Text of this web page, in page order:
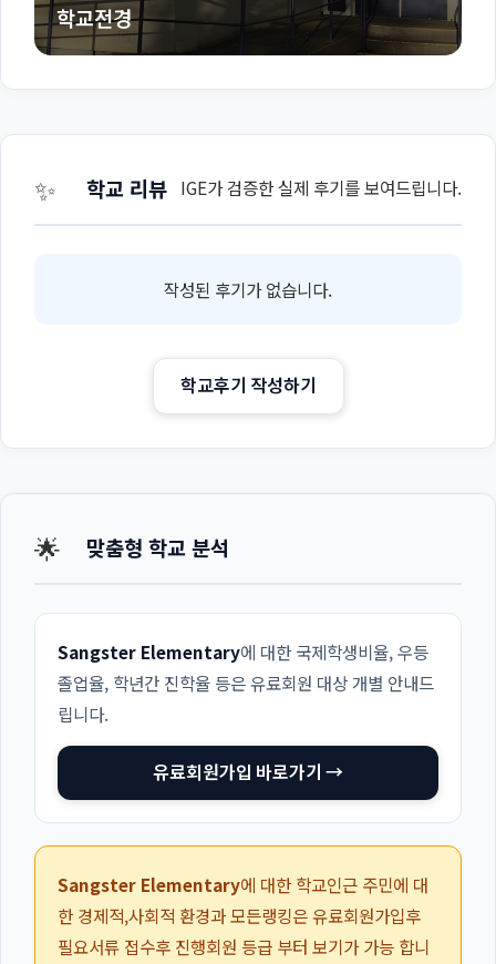
학교전경
✨ 학교 리뷰 IGE가 검증한 실제 후기를 보여드립니다.
작성된 후기가 없습니다.
학교후기 작성하기
🌟 맞춤형 학교 분석
Sangster Elementary에 대한 국제학생비율, 우등
졸업율, 학년간 진학율 등은 유료회원 대상 개별 안내드
립니다.
유료회원가입 바로가기 →
Sangster Elementary에 대한 학교인근 주민에 대
한 경제적,사회적 환경과 모든랭킹은 유료회원가입후
필요서류 접수후 진행회원 등급 부터 보기가 가능 합니